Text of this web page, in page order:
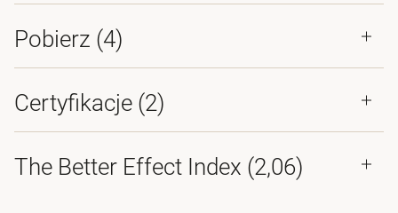
Pobierz (4)
Certyfikacje (2)
The Better Effect Index (2,06)